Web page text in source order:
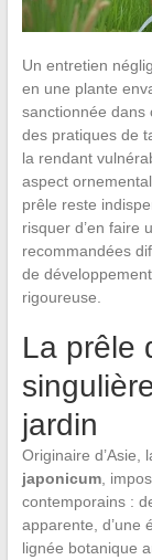
Un entretien
en une plante
sanctionnée dans
des pratiques de
la rendant
aspect
prêle reste
risquer d’en faire
recommandées
de
rigoureuse.
La prêle
jardin
Originaire d’Asie,
japonicum,
contemporains :
apparente, d’une
lignée botanique